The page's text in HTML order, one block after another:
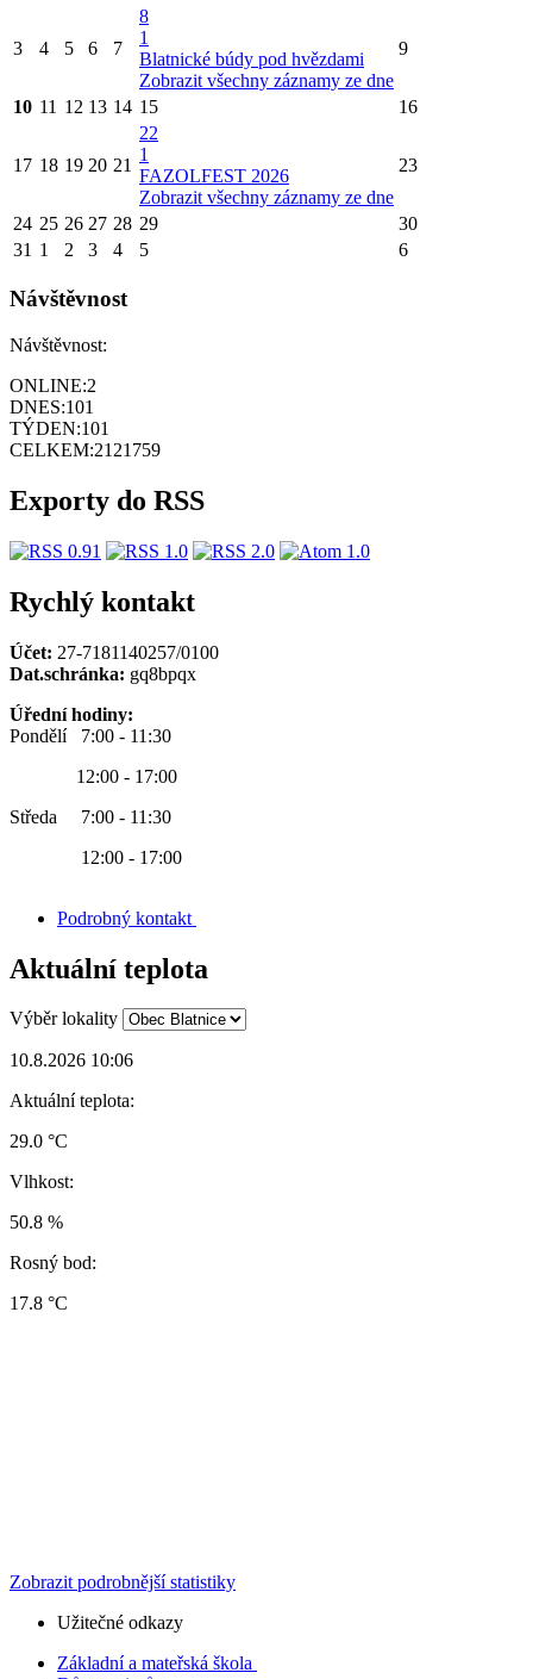
3 4 5 6 7
8
1
Blatnické búdy pod hvězdami
Zobrazit všechny záznamy ze dne
9
10 11 12 13 14 15 16
17 18 19 20 21
22
1
FAZOLFEST 2026
Zobrazit všechny záznamy ze dne
23
24 25 26 27 28 29
30
31 1 2 3 4 5 6
Návštěvnost
Návštěvnost:
ONLINE:2
DNES:101
TÝDEN:101
CELKEM:2121759
Exporty do RSS
Rychlý kontakt
Účet: 27-7181140257/0100
Dat.schránka: gq8bpqx
Úřední hodiny:
Pondělí 7:00 - 11:30
12:00 - 17:00
Středa 7:00 - 11:30
12:00 - 17:00
Podrobný kontakt
Aktuální teplota
Výběr lokality
10.8.2026 10:06
Aktuální teplota:
29.0 °C
Vlhkost:
50.8 %
Rosný bod:
17.8 °C
Zobrazit podrobnější statistiky
Užitečné odkazy
Základní a mateřská škola